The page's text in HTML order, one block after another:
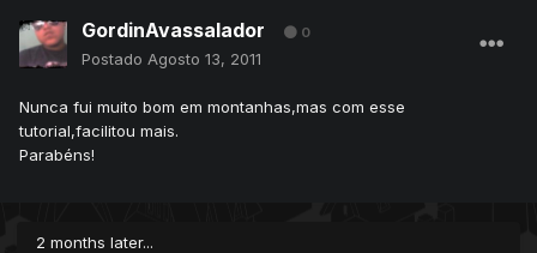
GordinAvassalador 0
Postado Agosto 13, 2011
Nunca fui muito bom em montanhas,mas com esse
tutorial,facilitou mais.
Parabéns!
2 months later...